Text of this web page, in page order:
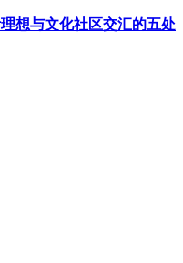
想与文化社区交汇的五处